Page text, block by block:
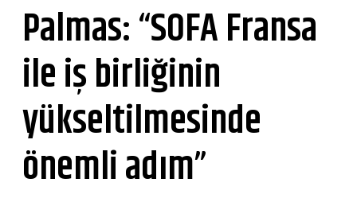
Palmas: “SOFA Fransa
ile iş birliğinin
yükseltilmesinde
önemli adım”